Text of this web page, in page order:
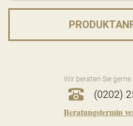
Wir beraten Sie
(0202)
Beratungstermin